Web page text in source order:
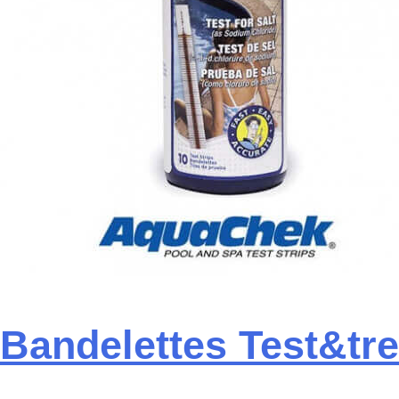
Bandelettes